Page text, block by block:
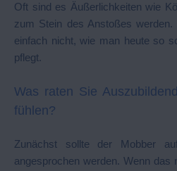
Oft sind es Äußerlichkeiten wie
zum Stein des Anstoßes
einfach nicht, wie man heute so
pflegt.
Was raten Sie
fühlen?
Zunächst sollte der Mobber
angesprochen werden. Wenn das